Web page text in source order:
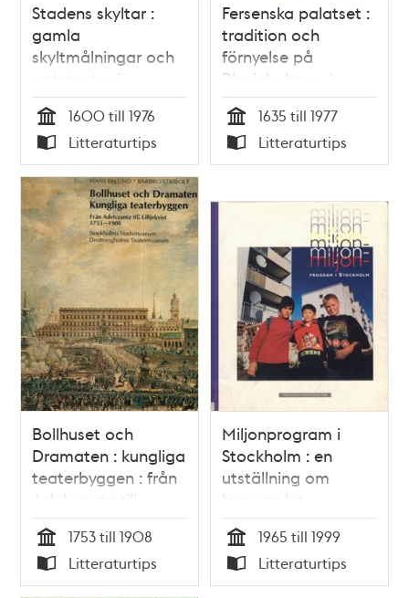
Stadens skyltar :
gamla
skyltmålningar och
gatutexter i
Stockholm / Hans
Eklund
Tid
1600 till 1976
Typ
Litteraturtips
Fersenska palatset :
tradition och
förnyelse på
Blasieholmen /
Anna von Ajkay
Tid
1635 till 1977
Typ
Litteraturtips
Bollhuset och
Dramaten : kungliga
teaterbyggen : från
Adelcrantz till
Lilljekvist : 1753-1908
/ Hans Eklund,
Barbro Stribolt
Tid
1753 till 1908
Typ
Litteraturtips
Miljonprogram i
Stockholm : en
utställning om
byggandet,
boendet, och
människorna /
katalog: redaktör
Ulrika Sax
Tid
1965 till 1999
Typ
Litteraturtips